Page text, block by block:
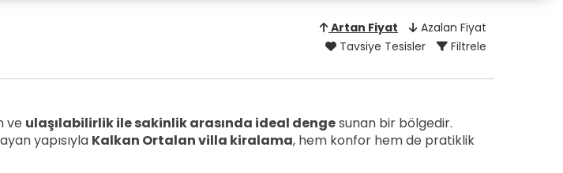
Artan Fiyat
Azalan Fiyat
Tavsiye Tesisler
Filtrele
ve ulaşılabilirlik ile sakinlik arasında ideal dengesunan bir bölgedir.
yapısıyla Kalkan Ortalan villa kiralama, hem konfor hem de pratiklik